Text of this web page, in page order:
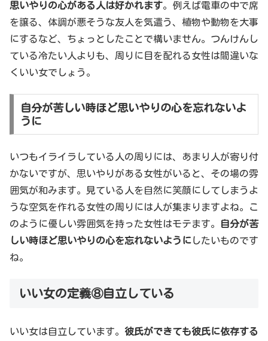
思いやりの心がある人は好かれます。例えば電車の中で席
を譲る、体調が悪そうな友人を気遣う、植物や動物を大事
にするなど、ちょっとしたことで構いません。つんけんし
ている冷たい人よりも、周りに目を配れる女性は間違いな
くいい女でしょう。
自分が苦しい時ほど思いやりの心を忘れないよ
うに
いつもイライラしている人の周りには、あまり人が寄り付
かないですが、思いやりがある女性がいると、その場の雰
囲気が和みます。見ている人を自然に笑顔にしてしまうよ
うな空気を作れる女性の周りには人が集まりますよね。こ
のように優しい雰囲気を持った女性はモテます。
自分が苦
しい時ほど思いやりの心を忘れないようにしたいものです
ね。
いい女の定義⑧自立している
いい女は自立しています。 彼氏ができても彼氏に依存する